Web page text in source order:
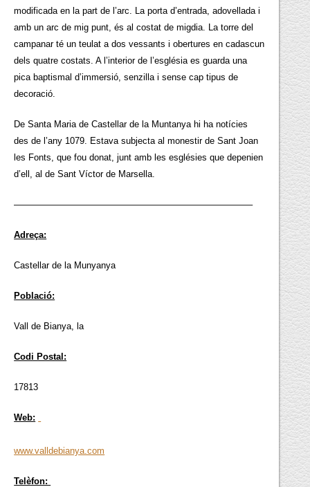
modificada en la part de l’arc. La porta d’entrada, adovellada i
amb un arc de mig punt, és al costat de migdia. La torre del
campanar té un teulat a dos vessants i obertures en cadascun
dels quatre costats. A l’interior de l’església es guarda una
pica baptismal d’immersió, senzilla i sense cap tipus de
decoració.
De Santa Maria de Castellar de la Muntanya hi ha notícies
des de l’any 1079. Estava subjecta al monestir de Sant Joan
les Fonts, que fou donat, junt amb les esglésies que depenien
d’ell, al de Sant Víctor de Marsella.
——————————————————————————–
Adreça:
Castellar de la Munyanya
Població:
Vall de Bianya, la
Codi Postal:
17813
Web:
www.valldebianya.com
Telèfon: